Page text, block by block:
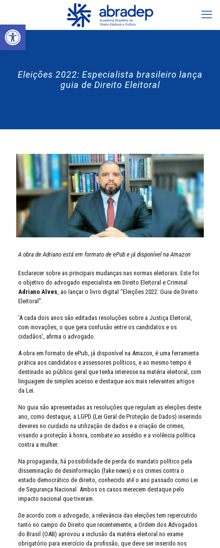
Abrir a barra de ferramentas
Eleições 2022: Especialista brasileiro lança
guia de Direito Eleitoral
A obra de Adriano está em formato de ePub e já disponível na Amazon
Esclarecer sobre as principais mudanças nas normas eleitorais. Este foi
o objetivo do advogado especialista em Direito Eleitoral e Criminal
Adriano Alves , ao lançar o livro digital “Eleições 2022: Guia de Direito
Eleitoral”.
‘A cada dois anos são editadas resoluções sobre a Justiça Eleitoral,
com inovações, o que gera confusão entre os candidatos e os
cidadãos’, afirma o advogado.
A obra em formato de ePub, já disponível na Amazon, é uma ferramenta
prática aos candidatos e assessores políticos, e ao mesmo tempo é
destinado ao público geral que tenha interesse na matéria eleitoral, com
linguagem de simples acesso e destaque aos mais relevantes artigos
da Lei.
No guia são apresentadas as resoluções que regulam as eleições deste
ano, como destaque, a LGPD (Lei Geral de Proteção de Dados) inserindo
deveres no cuidado na utilização de dados e a criação de crimes,
visando a proteção à honra, combate ao assédio e a violência política
contra a mulher.
Na propaganda, há possibilidade de perda do mandato político pela
disseminação de desinformação (fake news) e os crimes contra o
estado democrático de direito, conhecido até o ano passado como Lei
de Segurança Nacional. Ambos os casos merecem destaque pelo
impacto nacional que tiveram.
De acordo com o advogado, a relevância das eleições tem repercutido
tanto no campo do Direito que recentemente, a Ordem dos Advogados
do Brasil (OAB) aprovou a inclusão da matéria eleitoral no exame
obrigatório para exercício da profissão, que deve ser inserido nos